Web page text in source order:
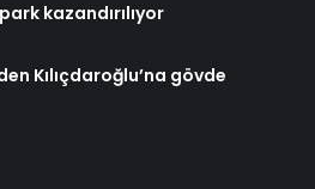
kazandırılıyor
Kılıçdaroğlu’na gövde